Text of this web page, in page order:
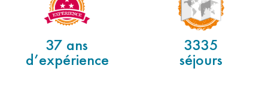
37 ans
d’expérience
3335
séjours